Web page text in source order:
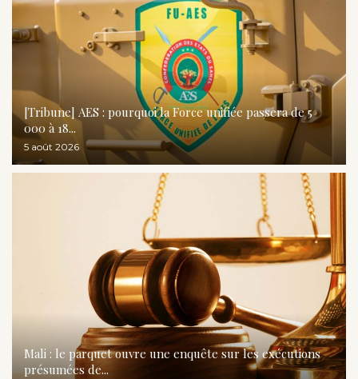
[Tribune] AES : pourquoi la Force unifiée passera de 5
000 à 18...
5 août 2026
Mali : le parquet ouvre une enquête sur les exécutions
présumées de...